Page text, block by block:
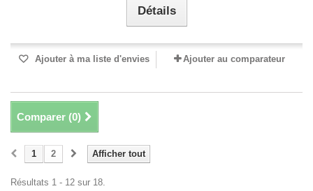
Détails
Ajouter à ma liste d'envies Ajouter au comparateur
Comparer (0)
Afficher tout
1 2
Résultats 1 - 12 sur 18.